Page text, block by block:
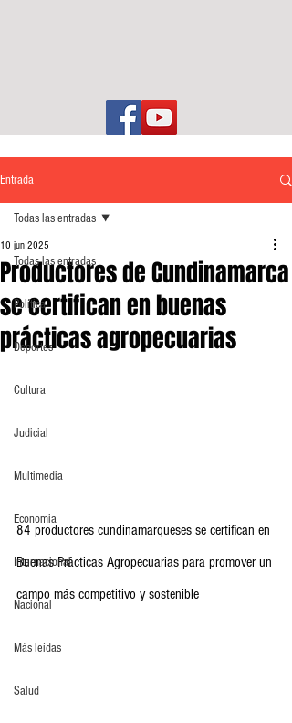
Entrada
Todas las entradas
Política
Deportes
Cultura
Judicial
Multimedia
Economia
Internacional
Nacional
Más leídas
Salud
Todas las entradas
Productores de Cundinamarca
se certifican en buenas
prácticas agropecuarias
10 jun 2025
84 productores cundinamarqueses se certifican en
Buenas Prácticas Agropecuarias para promover un
campo más competitivo y sostenible